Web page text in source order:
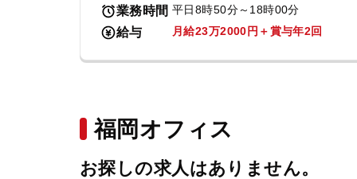
業務時間 平日8時50分～18時00分
給与 月給23万2000円＋賞与年2回
福岡オフィス
お探しの求人はありません。